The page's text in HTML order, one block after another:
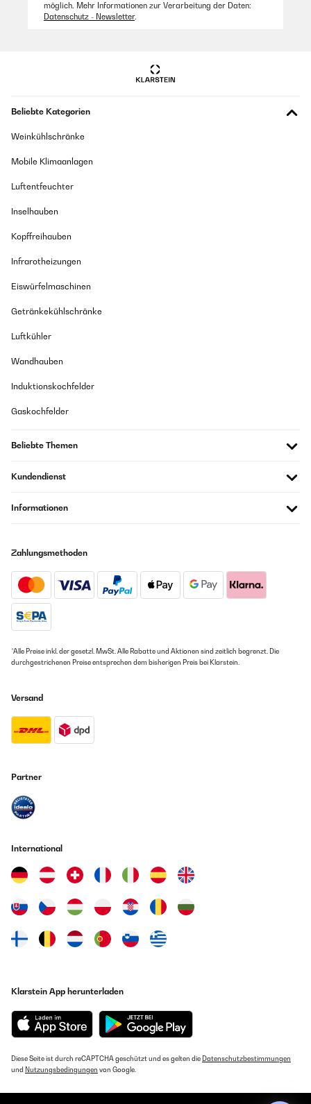
möglich. Mehr Informationen zur Verarbeitung der Daten:
Datenschutz - Newsletter.
Beliebte Kategorien
Weinkühlschränke
Mobile Klimaanlagen
Luftentfeuchter
Inselhauben
Kopffreihauben
Infrarotheizungen
Eiswürfelmaschinen
Getränkekühlschränke
Luftkühler
Wandhauben
Induktionskochfelder
Gaskochfelder
Beliebte Themen
Kundendienst
Informationen
Zahlungsmethoden
*Alle Preise inkl. der gesetzl. MwSt. Alle Rabatte und Aktionen sind zeitlich begrenzt. Die
durchgestrichenen Preise entsprechen dem bisherigen Preis bei Klarstein.
Versand
Partner
International
Klarstein App herunterladen
Diese Seite ist durch reCAPTCHA geschützt und es gelten die Datenschutzbestimmungen
und Nutzungsbedingungen von Google.